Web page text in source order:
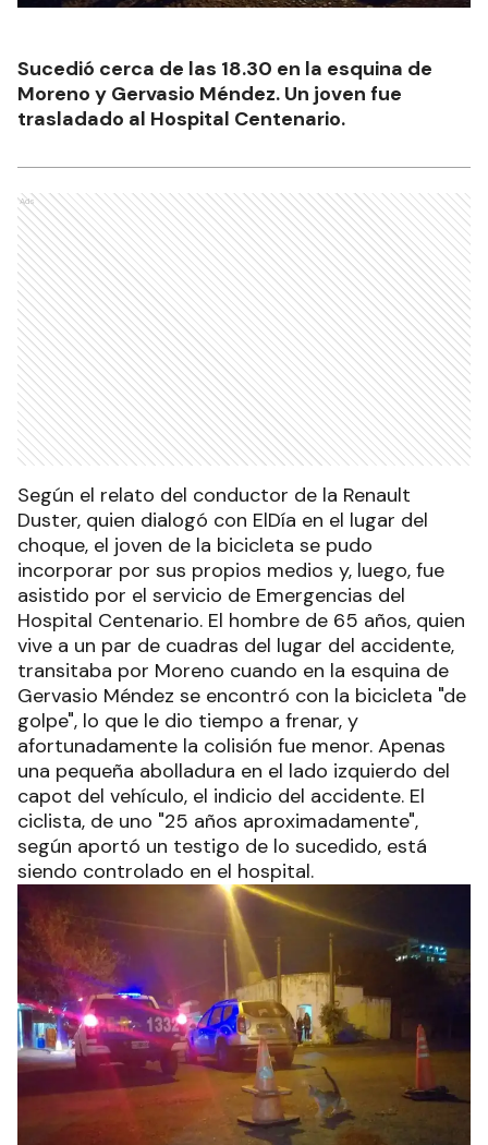
Sucedió cerca de las 18.30 en la esquina de
Moreno y Gervasio Méndez. Un joven fue
trasladado al Hospital Centenario.
Ads
Según el relato del conductor de la Renault
Duster, quien dialogó con ElDía en el lugar del
choque, el joven de la bicicleta se pudo
incorporar por sus propios medios y, luego, fue
asistido por el servicio de Emergencias del
Hospital Centenario. El hombre de 65 años, quien
vive a un par de cuadras del lugar del accidente,
transitaba por Moreno cuando en la esquina de
Gervasio Méndez se encontró con la bicicleta "de
golpe", lo que le dio tiempo a frenar, y
afortunadamente la colisión fue menor. Apenas
una pequeña abolladura en el lado izquierdo del
capot del vehículo, el indicio del accidente. El
ciclista, de uno "25 años aproximadamente",
según aportó un testigo de lo sucedido, está
siendo controlado en el hospital.